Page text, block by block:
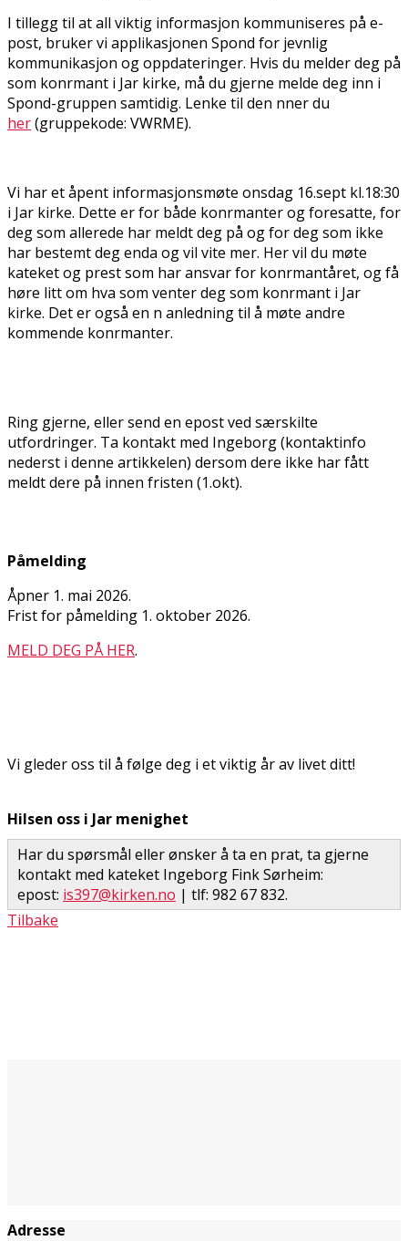
I tillegg til at all viktig informasjon kommuniseres på e-
post, bruker vi applikasjonen Spond for jevnlig
kommunikasjon og oppdateringer. Hvis du melder deg på
som konfirmant i Jar kirke, må du gjerne melde deg inn i
Spond-gruppen samtidig. Lenke til den finner du
her(gruppekode: VWRME).
Vi har et åpent informasjonsmøte onsdag 16.sept kl.18:30
i Jar kirke. Dette er for både konfirmanter og foresatte, for
deg som allerede har meldt deg på og for deg som ikke
har bestemt deg enda og vil vite mer. Her vil du møte
kateket og prest som har ansvar for konfirmantåret, og få
høre litt om hva som venter deg som konfirmant i Jar
kirke. Det er også en fin anledning til å møte andre
kommende konfirmanter.
Ring gjerne, eller send en epost ved særskilte
utfordringer. Ta kontakt med Ingeborg (kontaktinfo
nederst i denne artikkelen) dersom dere ikke har fått
meldt dere på innen fristen (1.okt).
Påmelding
Åpner 1. mai 2026.
Frist for påmelding 1. oktober 2026.
MELD DEG PÅ HER.
Vi gleder oss til å følge deg i et viktig år av livet ditt!
Hilsen oss i Jar menighet
Har du spørsmål eller ønsker å ta en prat, ta gjerne
kontakt med kateket Ingeborg Fink Sørheim:
epost: is397@kirken.no | tlf: 982 67 832.
Tilbake
Adresse